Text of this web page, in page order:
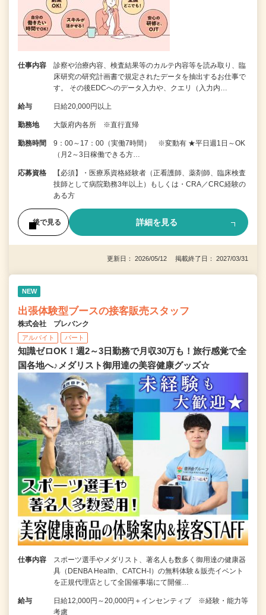
仕事内容
診察や治療内容、検査結果等のカルテ内容等を読み取り、臨
床研究の研究計画書で規定されたデータを抽出するお仕事で
す。 その後EDCへのデータ入力や、クエリ（入力内…
給与 日給20,000円以上
勤務地 大阪府内各所 ※直行直帰
勤務時間
9：00～17：00（実働7時間） ※変動有 ★平日週1日～OK
（月2～3日稼働できる方…
応募資格
【必須】・医療系資格経験者（正看護師、薬剤師、臨床検査
技師として病院勤務3年以上）もしくは・CRA／CRC経験の
ある方
後で見る 詳細を見る
更新日： 2026/05/12 掲載終了日： 2027/03/31
NEW
出張体験型ブースの接客販売スタッフ
株式会社 プレバンク
アルバイト パート
知識ゼロOK！週2～3日勤務で月収30万も！旅行感覚で全
国各地へ♪メダリスト御用達の美容健康グッズ☆
仕事内容
スポーツ選手やメダリスト、著名人も数多く御用達の健康器
具（DENBA Health、CATCH-I）の無料体験＆販売イベント
を正規代理店として全国催事場にて開催…
給与
日給12,000円～20,000円＋インセンティブ ※経験・能力等
考慮